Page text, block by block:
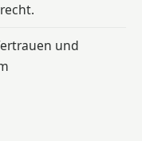
und